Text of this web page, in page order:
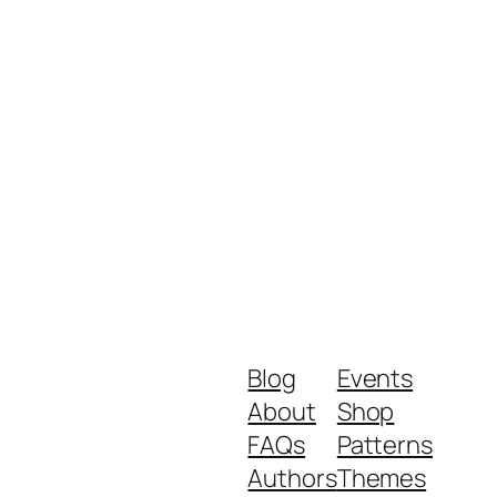
Blog
About
FAQs
Authors
Events
Shop
Patterns
Themes